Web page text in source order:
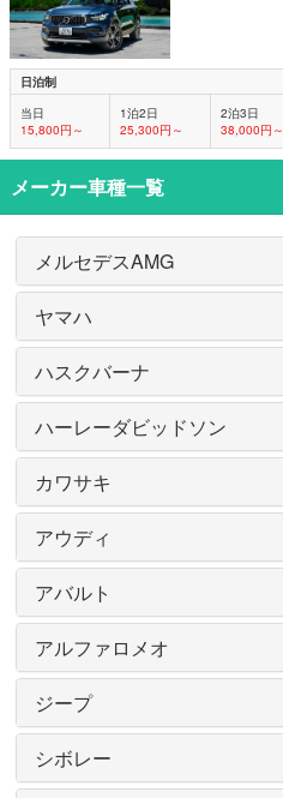
日泊制
当日
15,800円～
1泊2日
25,300円～
2泊3日
38,000円～
メーカー車種一覧
メルセデスAMG
ヤマハ
ハスクバーナ
ハーレーダビッドソン
カワサキ
アウディ
アバルト
アルファロメオ
ジープ
シボレー